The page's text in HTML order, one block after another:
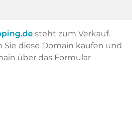
steht zum Verkauf.
Sie diese Domain kaufen und
über das Formular